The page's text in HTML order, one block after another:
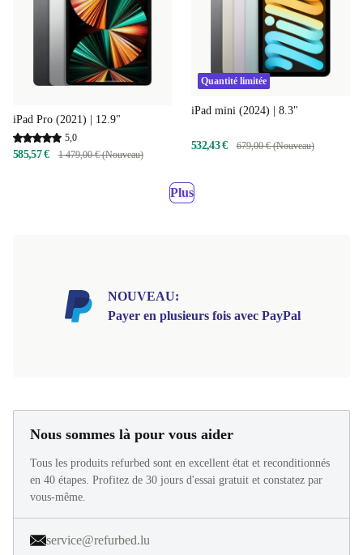
iPad Pro (2021) | 12.9"
5,0
585,57 € 1 479,00 € (Nouveau)
Quantité limitée
iPad mini (2024) | 8.3"
532,43 € 679,00 € (Nouveau)
Plus
NOUVEAU:
Payer en plusieurs fois avec PayPal
Nous sommes là pour vous aider
Tous les produits refurbed sont en excellent état et reconditionnés
en 40 étapes. Profitez de 30 jours d'essai gratuit et constatez par
vous-même.
service@refurbed.lu